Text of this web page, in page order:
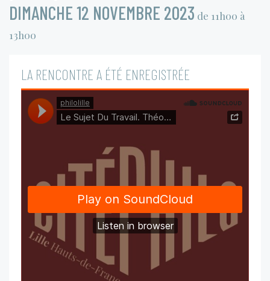
DIMANCHE 12 NOVEMBRE 2023 de 11h00 à
13h00
LA RENCONTRE A ÉTÉ ENREGISTRÉE